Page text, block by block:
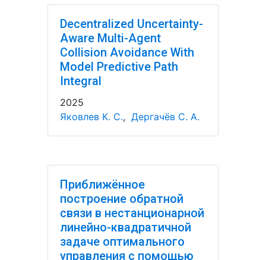
Decentralized Uncertainty-
Aware Multi-Agent
Collision Avoidance With
Model Predictive Path
Integral
2025
Яковлев К. С., Дергачёв С. А.
Приближённое
построение обратной
связи в нестанционарной
линейно-квадратичной
задаче оптимального
управления с помощью